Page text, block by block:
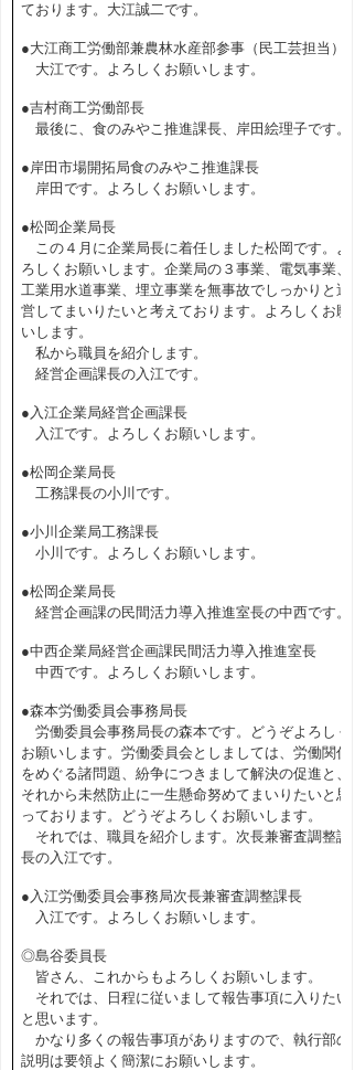
ております。大江誠二です。
●大江商工労働部兼農林水産部参事（民工芸担当）
大江です。よろしくお願いします。
●吉村商工労働部長
最後に、食のみやこ推進課長、岸田絵理子です。
●岸田市場開拓局食のみやこ推進課長
岸田です。よろしくお願いします。
●松岡企業局長
この４月に企業局長に着任しました松岡です。よ
ろしくお願いします。企業局の３事業、電気事業、
工業用水道事業、埋立事業を無事故でしっかりと運
営してまいりたいと考えております。よろしくお願
いします。
私から職員を紹介します。
経営企画課長の入江です。
●入江企業局経営企画課長
入江です。よろしくお願いします。
●松岡企業局長
工務課長の小川です。
●小川企業局工務課長
小川です。よろしくお願いします。
●松岡企業局長
経営企画課の民間活力導入推進室長の中西です。
●中西企業局経営企画課民間活力導入推進室長
中西です。よろしくお願いします。
●森本労働委員会事務局長
労働委員会事務局長の森本です。どうぞよろしく
お願いします。労働委員会としましては、労働関係
をめぐる諸問題、紛争につきまして解決の促進と、
それから未然防止に一生懸命努めてまいりたいと思
っております。どうぞよろしくお願いします。
それでは、職員を紹介します。次長兼審査調整課
長の入江です。
●入江労働委員会事務局次長兼審査調整課長
入江です。よろしくお願いします。
◎島谷委員長
皆さん、これからもよろしくお願いします。
それでは、日程に従いまして報告事項に入りたい
と思います。
かなり多くの報告事項がありますので、執行部の
説明は要領よく簡潔にお願いします。